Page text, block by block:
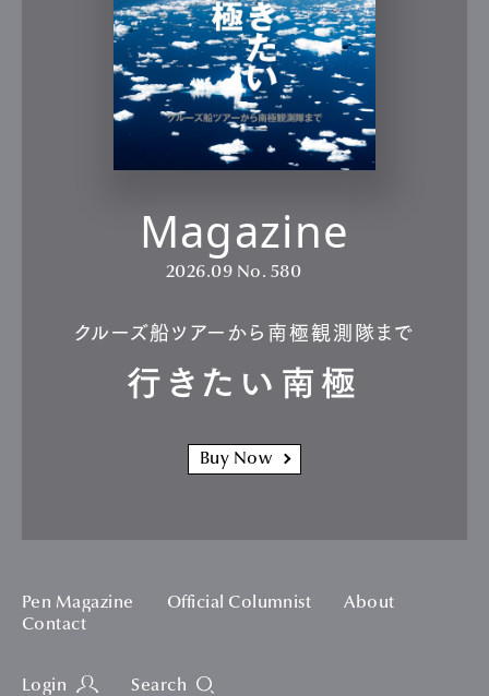
Magazine
2026.09 No. 580
クルーズ船ツアーから南極観測隊まで
行きたい南極
Buy Now
Pen Magazine Official Columnist
About
Contact
Login Search